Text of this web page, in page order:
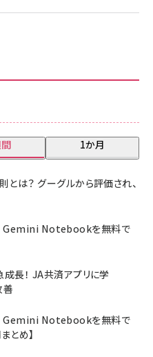
1か月
とは？ グーグルから評価され、
Gemini Notebookを無料で
長！ JA共済アプリに学
善
Gemini Notebookを無料で
とめ】